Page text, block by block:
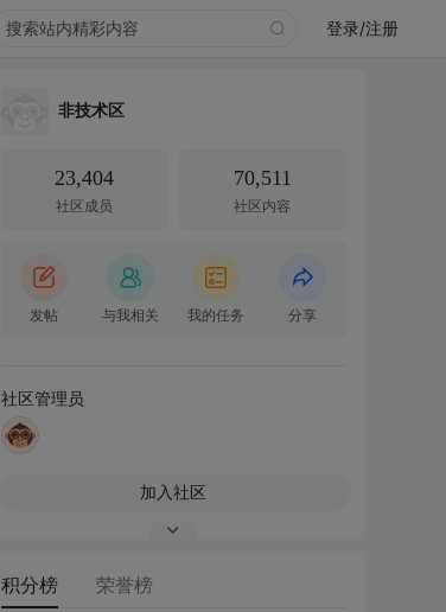
登录/注册
非技术区
23,404
社区成员
70,511
社区内容
发帖 与我相关 我的任务 分享
社区管理员
加入社区
积分榜 荣誉榜